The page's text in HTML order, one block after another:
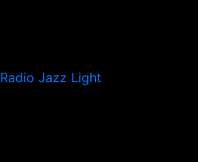
Radio Jazz Light